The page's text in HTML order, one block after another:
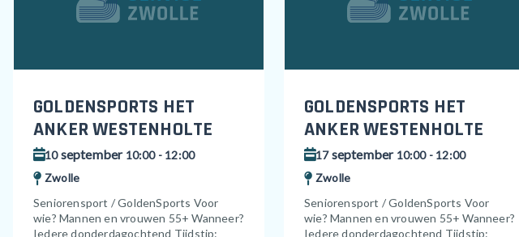
GOLDENSPORTS HET
ANKER WESTENHOLTE
10september10:00 - 12:00
Zwolle
Seniorensport / GoldenSports Voor
wie? Mannen en vrouwen 55+ Wanneer?
Iedere donderdagochtend Tijdstip:
GOLDENSPORTS HET
ANKER WESTENHOLTE
17september10:00 - 12:00
Zwolle
Seniorensport / GoldenSports Voor
wie? Mannen en vrouwen 55+ Wanneer?
Iedere donderdagochtend Tijdstip: